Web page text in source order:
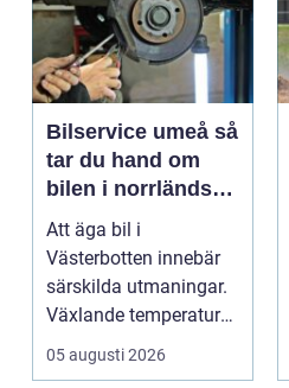
Bilservice umeå så
tar du hand om
bilen i norrländskt
klimat
Att äga bil i
Västerbotten innebär
särskilda utmaningar.
Växlande temperaturer,
vägsalt, grus, snösl...
05 augusti 2026